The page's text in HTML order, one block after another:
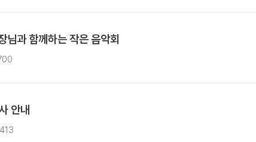
과 함께하는 작은 음악회
안내